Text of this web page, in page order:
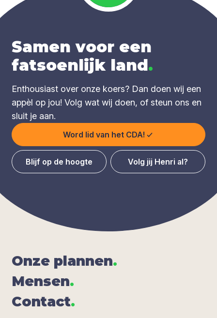
Samen voor een
fatsoenlijk land.
Enthousiast over onze koers? Dan doen wij een
appèl op jou! Volg wat wij doen, of steun ons en
sluit je aan.
Word lid van het CDA!
Blijf op de hoogte Volg jij Henri al?
Onze plan­nen.
Men­sen.
Con­tact.